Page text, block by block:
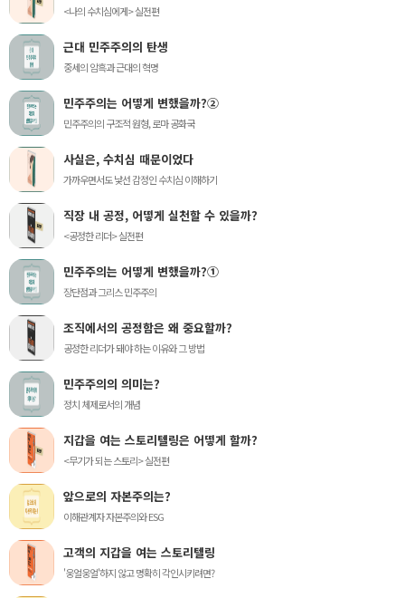
<나의 수치심에게> 실전편
근대 민주주의의 탄생
중세의 암흑과 근대의 혁명
민주주의는 어떻게 변했을까?②
민주주의의 구조적 원형, 로마 공화국
사실은, 수치심 때문이었다
가까우면서도 낯선 감정인 수치심 이해하기
직장 내 공정, 어떻게 실천할 수 있을까?
<공정한 리더> 실전편
민주주의는 어떻게 변했을까?①
장단점과 그리스 민주주의
조직에서의 공정함은 왜 중요할까?
공정한 리더가 돼야 하는 이유와 그 방법
민주주의의 의미는?
정치 체제로서의 개념
지갑을 여는 스토리텔링은 어떻게 할까?
<무기가 되는 스토리> 실전편
앞으로의 자본주의는?
이해관계자 자본주의와 ESG
고객의 지갑을 여는 스토리텔링
'웅얼웅얼'하지 않고 명확히 각인시키려면?